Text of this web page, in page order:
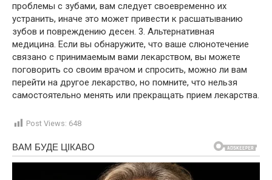
проблемы с зубами, вам следует своевременно их
устранить, иначе это может привести к расшатыванию
зубов и повреждению десен. 3. Альтернативная
медицина. Если вы обнаружите, что ваше слюнотечение
связано с принимаемым вами лекарством, вы можете
поговорить со своим врачом и спросить, можно ли вам
перейти на другое лекарство, но помните, что нельзя
самостоятельно менять или прекращать прием лекарства.
Post Views: 648